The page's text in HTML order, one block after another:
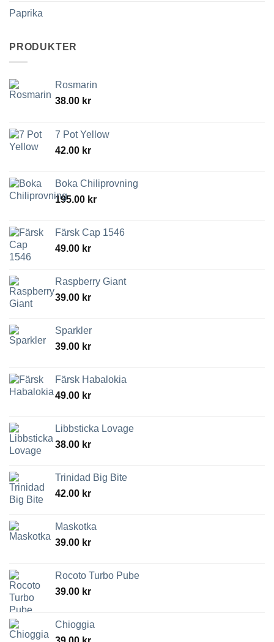
Paprika
PRODUKTER
Rosmarin
38.00 kr
7 Pot Yellow
42.00 kr
Boka Chiliprovning
195.00 kr
Färsk Cap 1546
49.00 kr
Raspberry Giant
39.00 kr
Sparkler
39.00 kr
Färsk Habalokia
49.00 kr
Libbsticka Lovage
38.00 kr
Trinidad Big Bite
42.00 kr
Maskotka
39.00 kr
Rocoto Turbo Pube
39.00 kr
Chioggia